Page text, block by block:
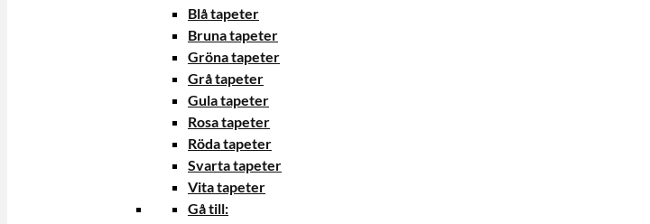
Blå tapeter
Bruna tapeter
Gröna tapeter
Grå tapeter
Gula tapeter
Rosa tapeter
Röda tapeter
Svarta tapeter
Vita tapeter
Gå till: